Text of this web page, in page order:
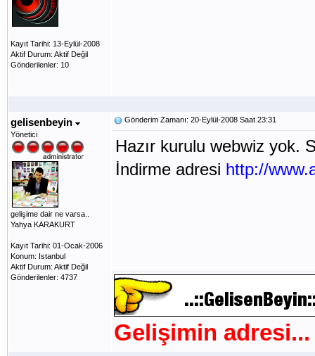
Kayıt Tarihi: 13-Eylül-2008
Aktif Durum: Aktif Değil
Gönderilenler: 10
gelisenbeyin
Yönetici
gelişime dair ne varsa..
Yahya KARAKURT
Kayıt Tarihi: 01-Ocak-2006
Konum: Istanbul
Aktif Durum: Aktif Değil
Gönderilenler: 4737
Gönderim Zamanı: 20-Eylül-2008 Saat 23:31
Hazır kurulu webwiz yok.
İndirme adresi http://
Gelişimin adresi...